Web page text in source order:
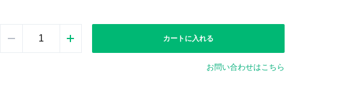
カートに入れる
お問い合わせはこちら